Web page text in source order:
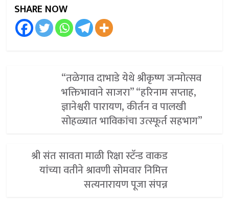
SHARE NOW
“तळेगाव दाभाडे येथे श्रीकृष्ण जन्मोत्सव
भक्तिभावाने साजरा” “हरिनाम सप्ताह,
ज्ञानेश्वरी पारायण, कीर्तन व पालखी
सोहळ्यात भाविकांचा उत्स्फूर्त सहभाग”
श्री संत सावता माळी रिक्षा स्टॅन्ड वाकड
यांच्या वतीने श्रावणी सोमवार निमित्त
सत्यनारायण पूजा संपन्न